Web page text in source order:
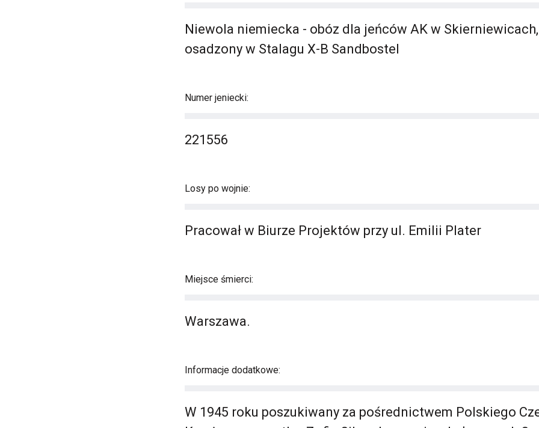
Niewola niemiecka - obóz dla jeńców AK w
osadzony w Stalagu X-B Sandbostel
Numer jeniecki:
221556
Losy po wojnie:
Pracował w Biurze Projektów przy ul. Emilii Plater
Miejsce śmierci:
Warszawa.
Informacje dodatkowe:
W 1945 roku poszukiwany za pośrednictwem Polskiego